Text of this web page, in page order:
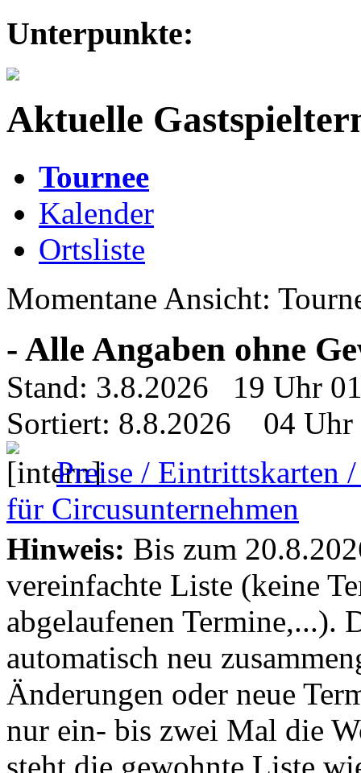
Unterpunkte:
Aktuelle
Tournee
Kalender
Ortsliste
Momentane Ansicht:
- Alle Angaben ohne
Stand: 3.8.2026 19 Uhr
Sortiert: 8.8.2026 04 Uhr
Preise / Eintrittskarten
für Circusunternehmen
Hinweis: Bis zum
vereinfachte Liste (keine
abgelaufenen
automatisch neu
Änderungen oder neue
nur ein- bis zwei Mal die
steht die gewohnte Liste